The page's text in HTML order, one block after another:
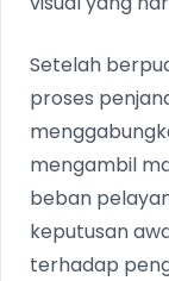
Setelah
proses
mengambil
beban
keputusan
terhadap